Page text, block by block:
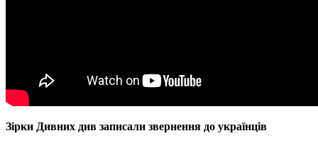
Зірки Дивних див записали звернення до українців